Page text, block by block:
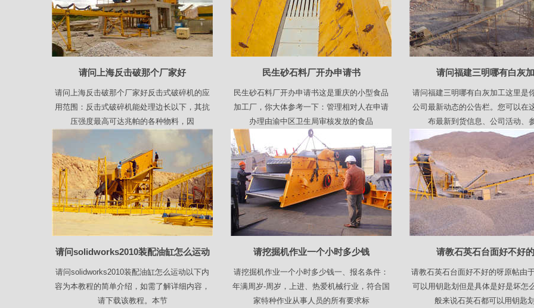
请问上海反击破那个厂家好
请问上海反击破那个厂家好反击式破碎机的应
用范围：反击式破碎机能处理边长以下，其抗
压强度最高可达兆帕的各种物料，因
民生砂石料厂开办申请书
民生砂石料厂开办申请书这是重庆的小型食品
加工厂，你大体参考一下：管理相对人在申请
办理由渝中区卫生局审核发放的食品
请问福建三明哪有白灰
请问福建三明哪有白灰加工这里是
公司最新动态的公告栏。您可以在
布最新到货信息、公司活动、
请问solidworks2010装配油缸怎么运动
请问solidworks2010装配油缸怎么运动以下内
容为本教程的简单介绍，如需了解详细内容，
请下载该教程。本节
请挖掘机作业一个小时多少钱
请挖掘机作业一个小时多少钱一、报名条件：
年满周岁-周岁，上进、热爱机械行业，符合国
家特种作业从事人员的所有要求标
请教石英石台面好不好
请教石英石台面好不好的呀原帖由
可以用钥匙划但是具体是好是坏怎
般来说石英石都可以用钥匙